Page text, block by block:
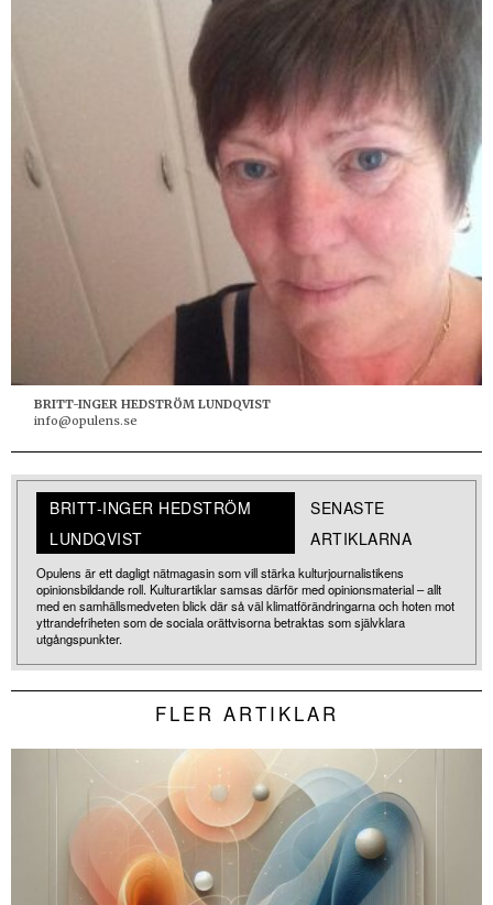
BRITT-INGER HEDSTRÖM LUNDQVIST
info@opulens.se
BRITT-INGER HEDSTRÖM
LUNDQVIST
SENASTE
ARTIKLARNA
Opulens är ett dagligt nätmagasin som vill stärka kulturjournalistikens
opinionsbildande roll. Kulturartiklar samsas därför med opinionsmaterial – allt
med en samhällsmedveten blick där så väl klimatförändringarna och hoten mot
yttrandefriheten som de sociala orättvisorna betraktas som självklara
utgångspunkter.
FLER ARTIKLAR